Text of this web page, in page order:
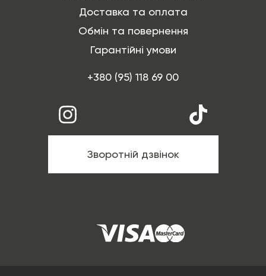
Доставка та оплата
Обмін та повернення
Гарантійні умови
+380 (95) 118 69 00
Зворотній дзвінок